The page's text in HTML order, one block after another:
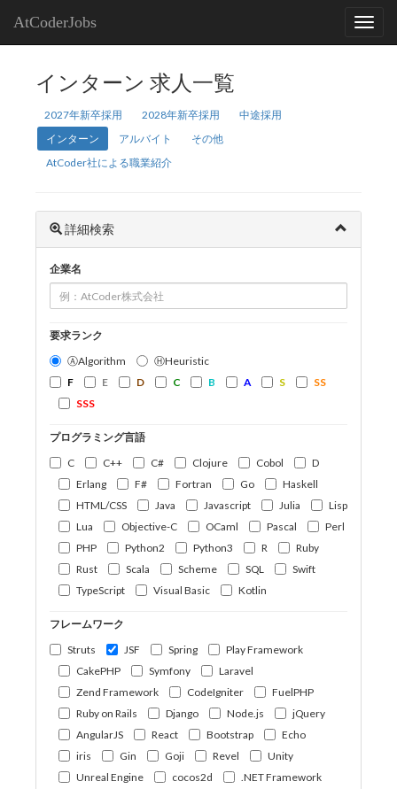
AtCoderJobs
インターン 求人一覧
2027年新卒採用 2028年新卒採用
中途採用
インターン
アルバイト
その他
AtCoder社による職業紹介
詳細検索
企業名
要求ランク
ⒶAlgorithm
ⒽHeuristic
F
E D C B A S
SS
SSS
プログラミング言語
C
C++ C# Clojure Cobol
D
Erlang
F# Fortran Go
Haskell
HTML/CSS
Java Javascript Julia
Lisp
Lua
Objective-C OCaml Pascal
Perl
PHP
Python2 Python3 R
Ruby
Rust
Scala Scheme SQL
Swift
TypeScript
Visual Basic Kotlin
フレームワーク
Struts
JSF Spring
Play Framework
CakePHP
Symfony
Laravel
Zend Framework
CodeIgniter
FuelPHP
Ruby on Rails
Django Node.js
jQuery
AngularJS
React Bootstrap
Echo
iris
Gin Goji Revel
Unity
Unreal Engine
cocos2d
.NET Framework